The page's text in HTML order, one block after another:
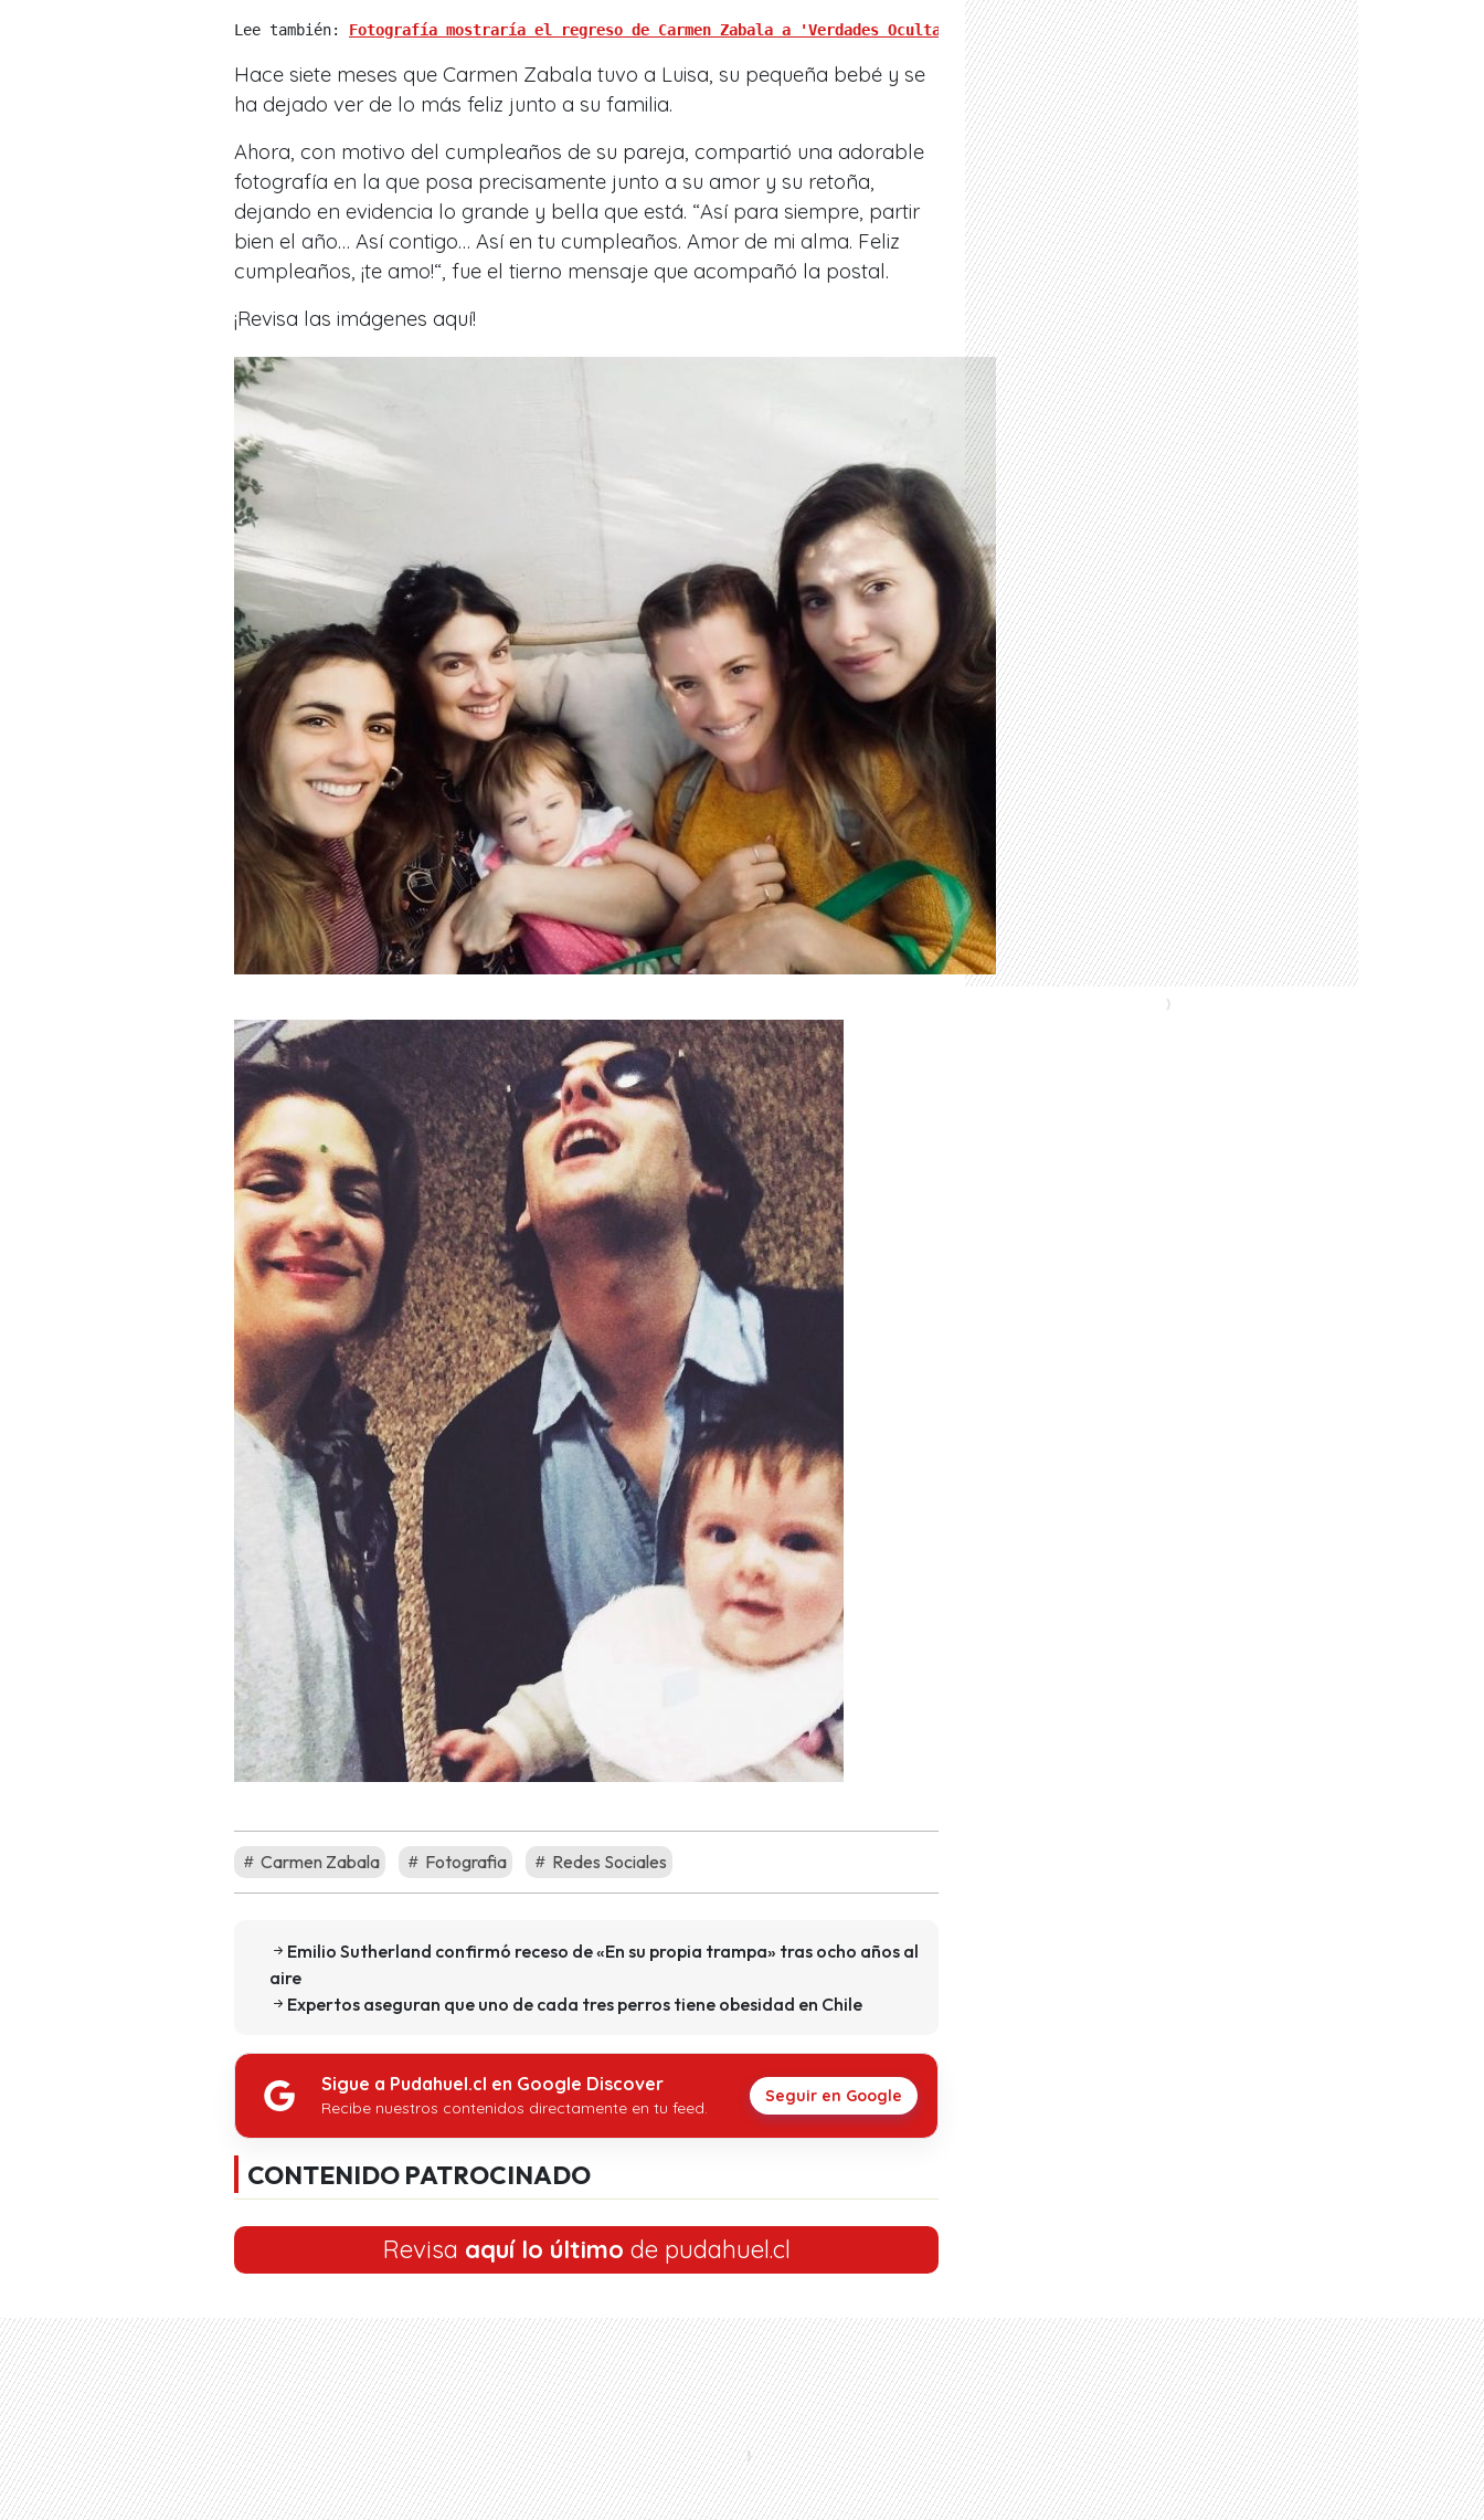
Lee también: Fotografía mostraría el regreso de Carmen Zabala a 'Verdades Ocultas'"
Hace siete meses que Carmen Zabala tuvo a Luisa, su pequeña bebé y se
ha dejado ver de lo más feliz junto a su familia.
Ahora, con motivo del cumpleaños de su pareja, compartió una adorable
fotografía en la que posa precisamente junto a su amor y su retoña,
dejando en evidencia lo grande y bella que está. “Así para siempre, partir
bien el año… Así contigo… Así en tu cumpleaños. Amor de mi alma. Feliz
cumpleaños, ¡te amo!“, fue el tierno mensaje que acompañó la postal.
¡Revisa las imágenes aquí!
Carmen Zabala Fotografia Redes Sociales
Emilio Sutherland confirmó receso de «En su propia trampa» tras ocho años al
aire
Expertos aseguran que uno de cada tres perros tiene obesidad en Chile
Sigue a Pudahuel.cl en Google Discover
Recibe nuestros contenidos directamente en tu feed.
Seguir en Google
CONTENIDO PATROCINADO
Revisa aquí lo último de pudahuel.cl